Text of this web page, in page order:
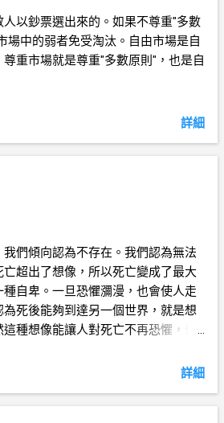
以鈔票選出來的。如果不尊重"多數
場中的弱者免受淘汰。自由市場是自
重市場就是尊重"多數原則"，也是自
詳細
們傾向認為不存在。我們認為無法
超出了想像，所以死亡變成了最大
自卑。一旦恐懼瀰漫，也會使人走
死後能夠到達另一個世界，就是想
種想像能讓人對死亡不再恐懼，但
詳細